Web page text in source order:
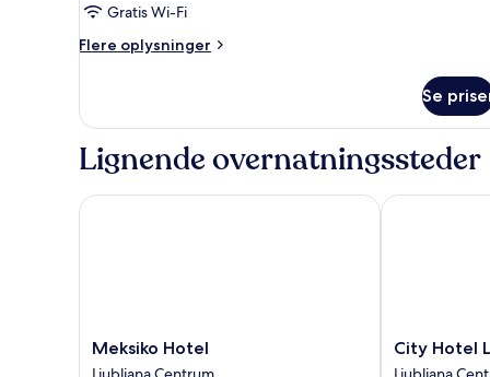
Gratis Wi-Fi
Flere oplysninger
Flere
Se
Lignende overnatningssteder
Meksiko
Hotel
Meksiko Hotel
Meksiko Hotel
City
Hotel
City Hotel
City Hotel